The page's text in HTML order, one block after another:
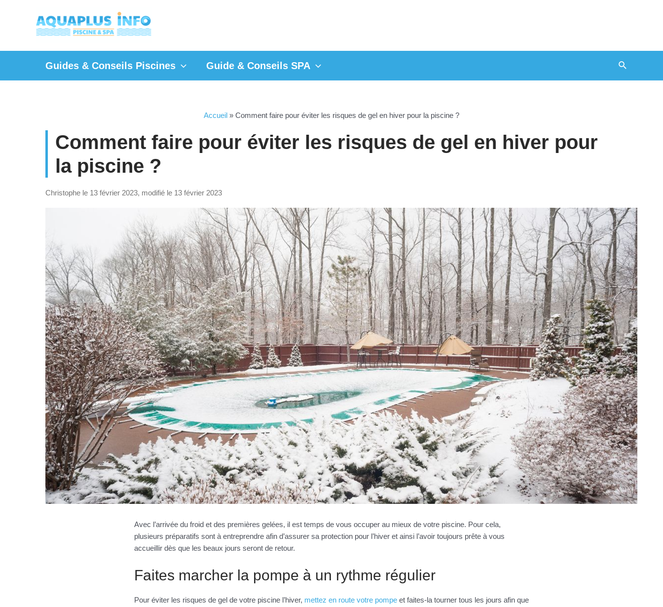
Guides & Conseils Piscines Guide & Conseils SPA
Accueil » Comment faire pour éviter les risques de gel en hiver pour la piscine ?
Comment faire pour éviter les risques de gel en hiver pour
la piscine ?
Christophe le 13 février 2023, modifié le 13 février 2023
Avec l’arrivée du froid et des premières gelées, il est temps de vous occuper au mieux de votre piscine. Pour cela,
plusieurs préparatifs sont à entreprendre afin d’assurer sa protection pour l’hiver et ainsi l’avoir toujours prête à vous
accueillir dès que les beaux jours seront de retour.
Faites marcher la pompe à un rythme régulier
Pour éviter les risques de gel de votre piscine l’hiver, mettez en route votre pompe et faites-la tourner tous les jours afin que